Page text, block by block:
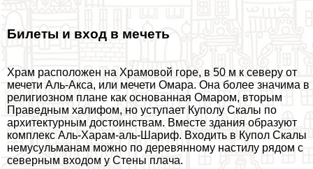
Билеты и вход в мечеть
Храм расположен на Храмовой горе, в 50 м к северу от
мечети Аль-Акса, или мечети Омара. Она более значима в
религиозном плане как основанная Омаром, вторым
Праведным халифом, но уступает Куполу Скалы по
архитектурным достоинствам. Вместе здания образуют
комплекс Аль-Харам-аль-Шариф. Входить в Купол Скалы
немусульманам можно по деревянному настилу рядом с
северным входом у Стены плача.